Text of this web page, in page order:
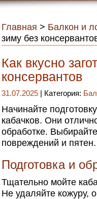
Главная > Балкон и
зиму без
Как вкусно
консервантов
31.07.2025 | Категория:
Начинайте
кабачков. Они
обработке.
повреждений и пятен.
Подготовка и
Тщательно мойте
Не удаляйте кожуру,